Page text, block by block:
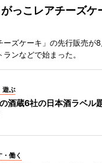
っこレアチーズ
ーズケーキ」の先行販売が
ンなどで始まった。
遊ぶ
酒蔵6社の日本酒ラベル
働く